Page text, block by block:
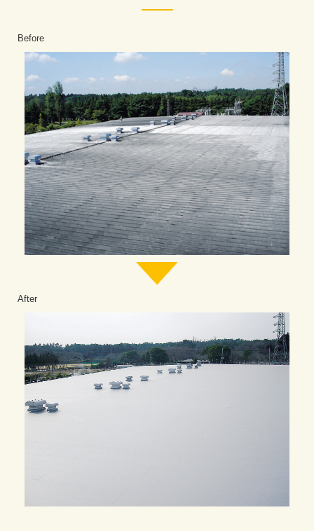
Before
After